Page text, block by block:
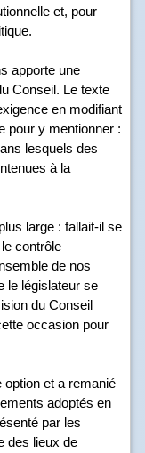
et, pour
apporte une
Conseil. Le texte
en modifiant
pour y mentionner :
lesquels des
à la
large : fallait-il se
contrôle
de nos
le législateur se
du Conseil
occasion pour
et a remanié
adoptés en
par les
des lieux de